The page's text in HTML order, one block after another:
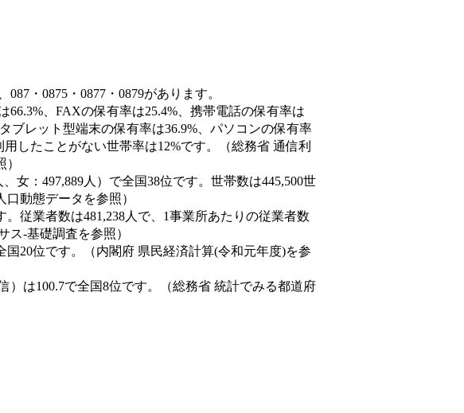
・0875・0877・0879があります。
、FAXの保有率は25.4%、携帯電話の保有率は
ブレット型端末の保有率は36.9%、パソコンの保有率
したことがない世帯率は12%です。（総務省 通信利
女：497,889人）で全国38位です。世帯数は445,500世
動態データを参照）
従業者数は481,238人で、1事業所あたりの従業者数
ス‐基礎調査を参照）
20位です。（内閣府 県民経済計算(令和元年度)を参
）は100.7で全国8位です。（総務省 統計でみる都道府